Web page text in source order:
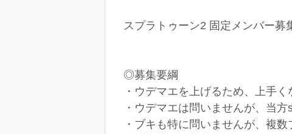
スプラトゥーン2 固定メンバー募
◎募集要綱
・ウデマエを上げるため、上手
・ウデマエは問いませんが、当
・ブキも特に問いませんが、複